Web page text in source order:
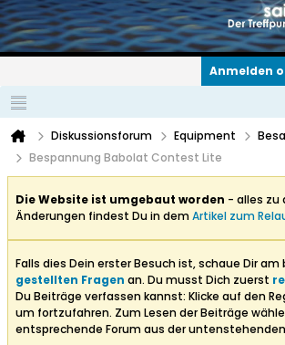
Anmelden
Diskussionsforum Equipment
Bespannung Babolat Contest Lite
Die Website ist umgebaut worden - alles zu
Änderungen findest Du in demArtikel zum
Falls dies Dein erster Besuch ist, schaue Dir am
gestellten Fragen an. Du musst Dich zuerst
Du Beiträge verfassen kannst: Klicke auf den
um fortzufahren. Zum Lesen der Beiträge
entsprechende Forum aus der